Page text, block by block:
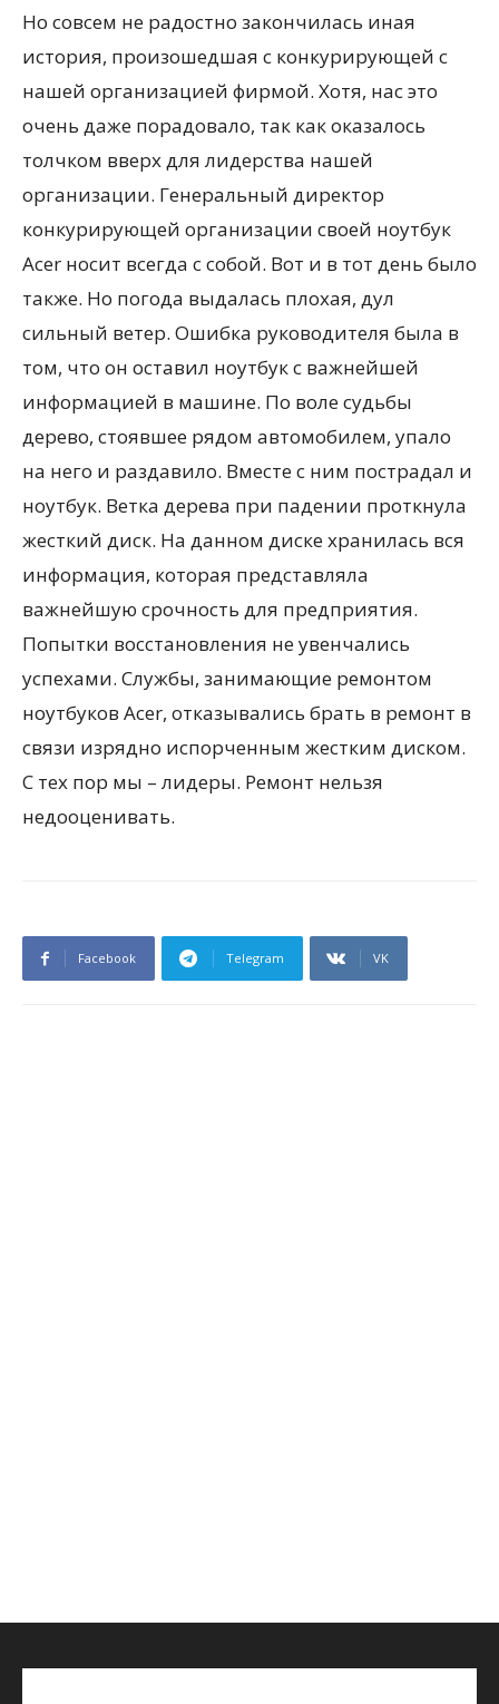
Но совсем не радостно закончилась иная
история, произошедшая с конкурирующей с
нашей организацией фирмой. Хотя, нас это
очень даже порадовало, так как оказалось
толчком вверх для лидерства нашей
организации. Генеральный директор
конкурирующей организации своей ноутбук
Acer носит всегда с собой. Вот и в тот день было
также. Но погода выдалась плохая, дул
сильный ветер. Ошибка руководителя была в
том, что он оставил ноутбук с важнейшей
информацией в машине. По воле судьбы
дерево, стоявшее рядом автомобилем, упало
на него и раздавило. Вместе с ним пострадал и
ноутбук. Ветка дерева при падении проткнула
жесткий диск. На данном диске хранилась вся
информация, которая представляла
важнейшую срочность для предприятия.
Попытки восстановления не увенчались
успехами. Службы, занимающие ремонтом
ноутбуков Acer, отказывались брать в ремонт в
связи изрядно испорченным жестким диском.
С тех пор мы – лидеры. Ремонт нельзя
недооценивать.
Facebook Telegram VK